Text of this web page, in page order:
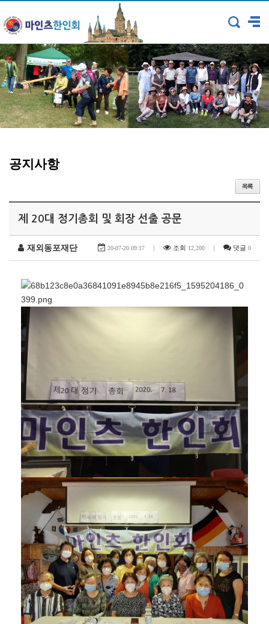
공지사항
제 20대 정기총회 및 회장 선출 공문
재외동포재단 20-07-20 09:17 조회 12,200 댓글 0